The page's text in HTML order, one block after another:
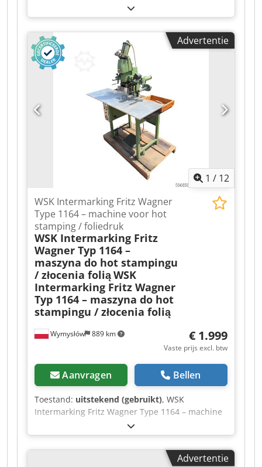
operationeel, klaar om te werken. Gemaakt in
Spanje. Formaat 760x1060mm Gewicht 3600kg
Stroomvoorziening 380V Geïnstalleerd vermogen
4,5 kW Uitrusting: – pneumatische koppeling –
bedieningspaneel – montageframe – 3
bedrijfsmodi: continu, met tijdvertraging,
handmatig Dsdpfx Aeziytmsavokr – centrale
smering – veiligheidsvoorzieningen –
bedieningsgereedschappen – plaatwerk voor
druk
Advertentie
1 / 12
Wymysłów 889 km
WSK Intermarking Fritz Wagner
Type 1164 – machine voor hot
stamping / foliedruk
WSK Intermarking Fritz
Wagner Typ 1164 –
maszyna do hot stampingu
/ złocenia foliąWSK
Intermarking Fritz Wagner
Typ 1164 – maszyna do hot
stampingu / złocenia folią
€ 1.999
Vaste prijs excl. btw
Aanvragen Bellen
Toestand: uitstekend (gebruikt), WSK
Intermarking Fritz Wagner Type 1164 – machine
voor hot stamping / foliedruk Dksdpfsziqtdox
Aaver
Advertentie